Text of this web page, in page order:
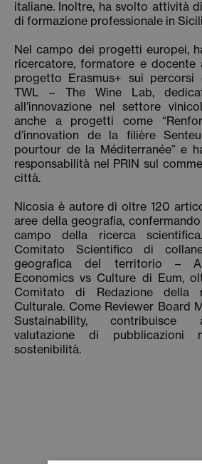
italiane. Inoltre, ha svolto attività
di formazione professionale in
Nel campo dei progetti europei,
ricercatore, formatore e docente
progetto Erasmus+ sui percorsi
TWL – The Wine Lab,
all’innovazione nel settore
anche a progetti come
d’innovation de la filière
pourtour de la Méditerranée” e
responsabilità nel PRIN sul
città.
Nicosia è autore di oltre 120
aree della geografia,
campo della ricerca
Comitato Scientifico di
geografica del territorio –
Economics vs Culture di Eum,
Comitato di Redazione della
Culturale. Come Reviewer Board
Sustainability, contribuisce
valutazione di pubblicazioni
sostenibilità.